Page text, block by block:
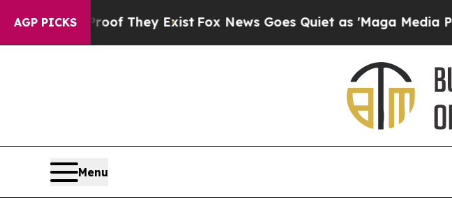
AGP PICKS
no Proof They ExistFox News Goes Quiet as 'Maga Media Pipeline'
Menu